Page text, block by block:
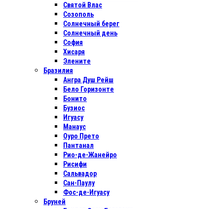
Святой Влас
Созополь
Солнечный берег
Солнечный день
София
Хисаря
Элените
Бразилия
Ангра Душ Рейш
Бело Горизонте
Бонито
Бузиос
Игуасу
Манаус
Оуро Прето
Пантанал
Рио-де-Жанейро
Рисифи
Сальвадор
Сан-Паулу
Фос-де-Игуасу
Бруней